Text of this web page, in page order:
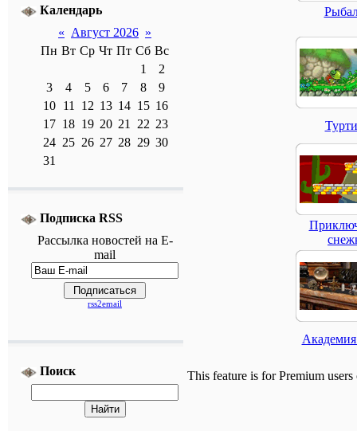
Календарь
« Август 2026 »
Пн Вт Ср Чт Пт Сб Вс
1
2
3
4 5 6 7 8
9
10
11 12 13 14 15 16
17 18 19 20 21 22 23
24 25 26 27 28 29 30
31
Подписка RSS
Рассылка новостей на E-
mail
rss2email
Поиск This feature is for Premium